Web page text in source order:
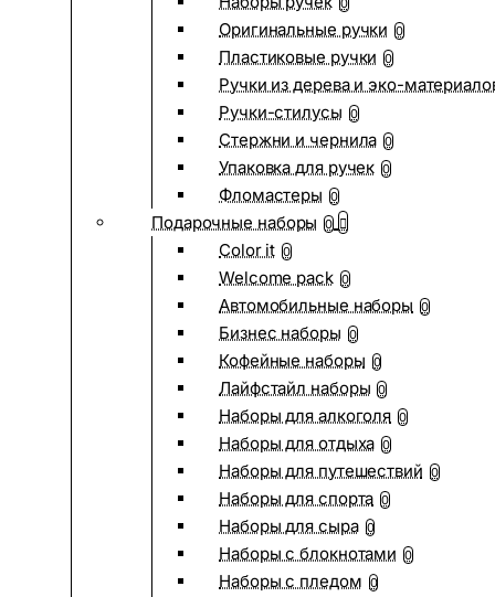
0
Оригинальные ручки 0
Пластиковые ручки 0
Ручки из дерева и эко-
Ручки-стилусы 0
Стержни и чернила 0
Упаковка для ручек 0
Фломастеры 0
Подарочные наборы 0
Color it 0
Welcome pack 0
Автомобильные наборы 0
Бизнес наборы 0
Кофейные наборы 0
Лайфстайл наборы 0
Наборы для алкоголя 0
Наборы для отдыха 0
Наборы для путешествий 0
Наборы для спорта 0
Наборы для сыра 0
Наборы с блокнотами 0
Наборы с пледом 0